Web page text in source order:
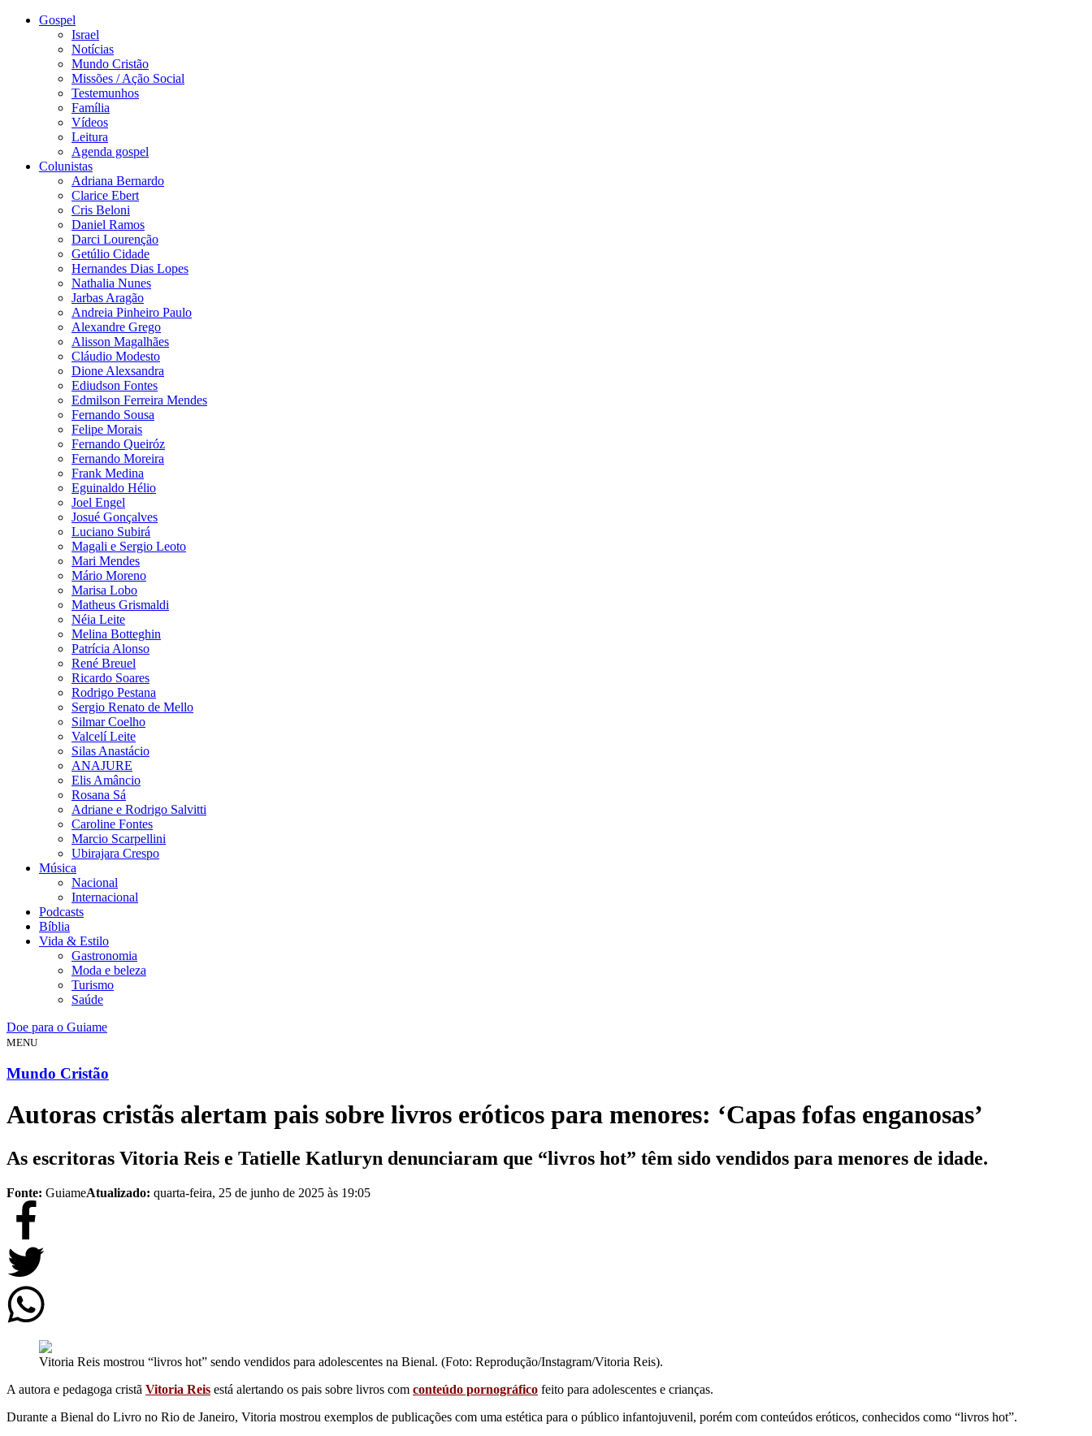
Gospel
Israel
Notícias
Mundo Cristão
Missões / Ação Social
Testemunhos
Família
Vídeos
Leitura
Agenda gospel
Colunistas
Adriana Bernardo
Clarice Ebert
Cris Beloni
Daniel Ramos
Darci Lourenção
Getúlio Cidade
Hernandes Dias Lopes
Nathalia Nunes
Jarbas Aragão
Andreia Pinheiro Paulo
Alexandre Grego
Alisson Magalhães
Cláudio Modesto
Dione Alexsandra
Ediudson Fontes
Edmilson Ferreira Mendes
Fernando Sousa
Felipe Morais
Fernando Queiróz
Fernando Moreira
Frank Medina
Eguinaldo Hélio
Joel Engel
Josué Gonçalves
Luciano Subirá
Magali e Sergio Leoto
Mari Mendes
Mário Moreno
Marisa Lobo
Matheus Grismaldi
Néia Leite
Melina Botteghin
Patrícia Alonso
René Breuel
Ricardo Soares
Rodrigo Pestana
Sergio Renato de Mello
Silmar Coelho
Valcelí Leite
Silas Anastácio
ANAJURE
Elis Amâncio
Rosana Sá
Adriane e Rodrigo Salvitti
Caroline Fontes
Marcio Scarpellini
Ubirajara Crespo
Música
Nacional
Internacional
Podcasts
Bíblia
Vida & Estilo
Gastronomia
Moda e beleza
Turismo
Saúde
Doe para o Guiame
MENU
Mundo Cristão
Autoras cristãs alertam pais sobre livros eróticos para menores: ‘Capas fofas enganosas’
As escritoras Vitoria Reis e Tatielle Katluryn denunciaram que “livros hot” têm sido vendidos para menores de idade.
Fonte: GuiameAtualizado: quarta-feira, 25 de junho de 2025 às 19:05
Vitoria Reis mostrou “livros hot” sendo vendidos para adolescentes na Bienal. (Foto: Reprodução/Instagram/Vitoria Reis).
A autora e pedagoga cristã Vitoria Reis está alertando os pais sobre livros com conteúdo pornográfico feito para adolescentes e crianças.
Durante a Bienal do Livro no Rio de Janeiro, Vitoria mostrou exemplos de publicações com uma estética para o público infantojuvenil, porém com conteúdos eróticos, conhecidos como “livros hot”.